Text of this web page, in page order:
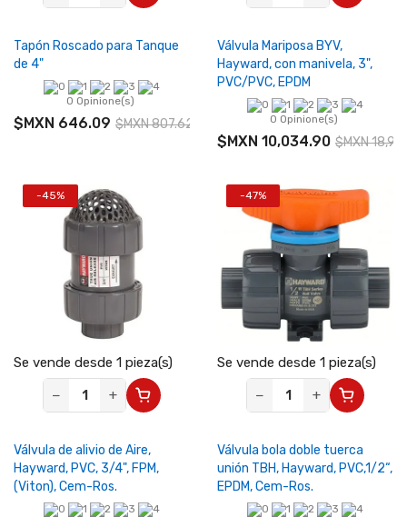
Tapón Roscado para Tanque
de 4"
0 Opinione(s)
$MXN 646.09 $MXN 807.62
Válvula Mariposa BYV,
Hayward, con manivela, 3",
PVC/PVC, EPDM
0 Opinione(s)
$MXN 10,034.90 $MXN
-45%
Se vende desde 1 pieza(s)
−
+
Válvula de alivio de Aire,
Hayward, PVC, 3/4", FPM,
(Viton), Cem-Ros.
-47%
Se vende desde 1 pieza(s)
−
+
Válvula bola doble tuerca
unión TBH, Hayward, PVC,1/2“,
EPDM, Cem-Ros.